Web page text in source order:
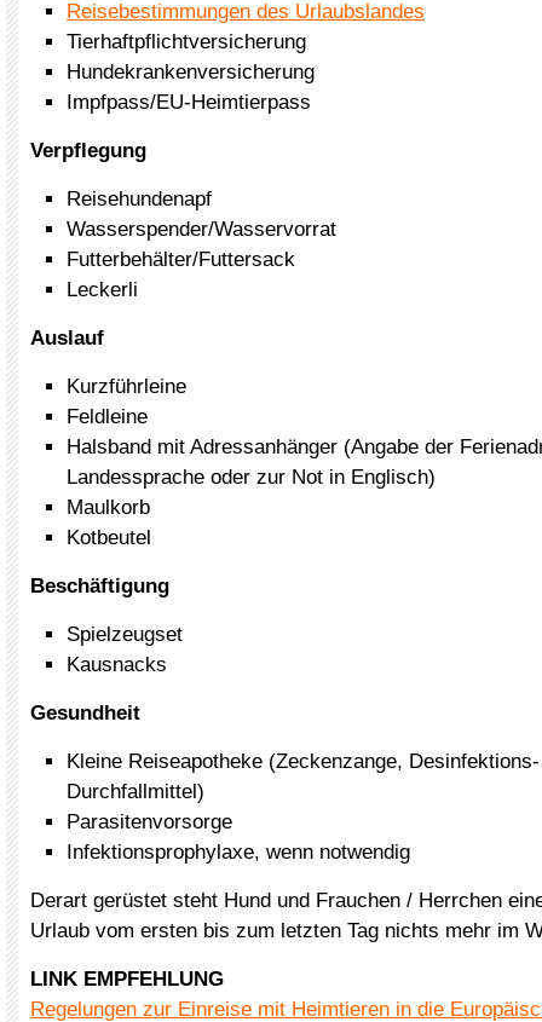
Reisebestimmungen des Urlaubslandes
Tierhaftpflichtversicherung
Hundekrankenversicherung
Impfpass/EU-Heimtierpass
Verpflegung
Reisehundenapf
Wasserspender/Wasservorrat
Futterbehälter/Futtersack
Leckerli
Auslauf
Kurzführleine
Feldleine
Halsband mit Adressanhänger (Angabe der
Landessprache oder zur Not in Englisch)
Maulkorb
Kotbeutel
Beschäftigung
Spielzeugset
Kausnacks
Gesundheit
Kleine Reiseapotheke (Zeckenzange,
Durchfallmittel)
Parasitenvorsorge
Infektionsprophylaxe, wenn notwendig
Derart gerüstet steht Hund und Frauchen / Herrchen
Urlaub vom ersten bis zum letzten Tag nichts mehr im
LINK EMPFEHLUNG
Regelungen zur Einreise mit Heimtieren in die